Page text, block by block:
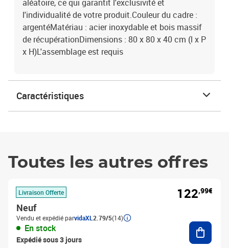
aléatoire, ce qui garantit l'exclusivité et
l'individualité de votre produit.Couleur du cadre :
argentéMatériau : acier inoxydable et bois massif
de récupérationDimensions : 80 x 80 x 40 cm (l x P
x H)L'assemblage est requis
Caractéristiques
Toutes les autres offres
Livraison Offerte
Neuf
Vendu et expédié parvidaXL 2.79/5(14)
En stock
Expédié sous 3 jours
122,99€